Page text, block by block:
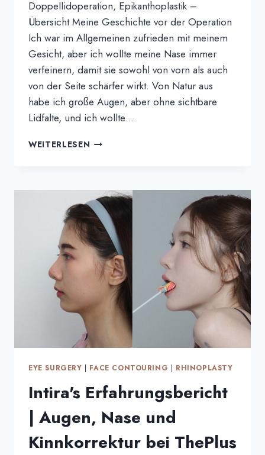
Doppellidoperation, Epikanthoplastik –
Übersicht Meine Geschichte vor der Operation
Ich war im Allgemeinen zufrieden mit meinem
Gesicht, aber ich wollte meine Nase immer
verfeinern, damit sie sowohl von vorn als auch
von der Seite schärfer wirkt. Von Natur aus
habe ich große Augen, aber ohne sichtbare
Lidfalte, und ich wollte…
WEITERLESEN MOONPEARS
ABER
WUNDERSCHÖNE
VERÄNDERUNGEN
AN
NASE,
AUGEN
UND
DURCH
FETTTRANSFER
BEI
EYE SURGERY | FACE CONTOURING | RHINOPLASTY
Intira's Erfahrungsbericht
| Augen, Nase und
Kinnkorrektur bei ThePlus